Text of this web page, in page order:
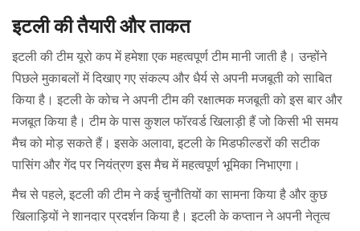
इटली की तैयारी और ताकत
इटली की टीम यूरो कप में हमेशा एक महत्वपूर्ण टीम मानी जाती है। उन्होंने
पिछले मुकाबलों में दिखाए गए संकल्प और धैर्य से अपनी मजबूती को साबित
किया है। इटली के कोच ने अपनी टीम की रक्षात्मक मजबूती को इस बार और
मजबूत किया है। टीम के पास कुशल फॉरवर्ड खिलाड़ी हैं जो किसी भी समय
मैच को मोड़ सकते हैं। इसके अलावा, इटली के मिडफील्डरों की सटीक
पासिंग और गेंद पर नियंत्रण इस मैच में महत्वपूर्ण भूमिका निभाएगा।
मैच से पहले, इटली की टीम ने कई चुनौतियों का सामना किया है और कुछ
खिलाड़ियों ने शानदार प्रदर्शन किया है। इटली के कप्तान ने अपनी नेतृत्व